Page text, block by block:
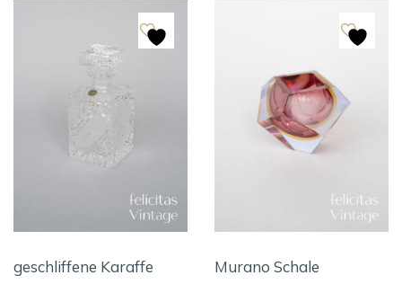
geschliffene Karaffe Murano Schale